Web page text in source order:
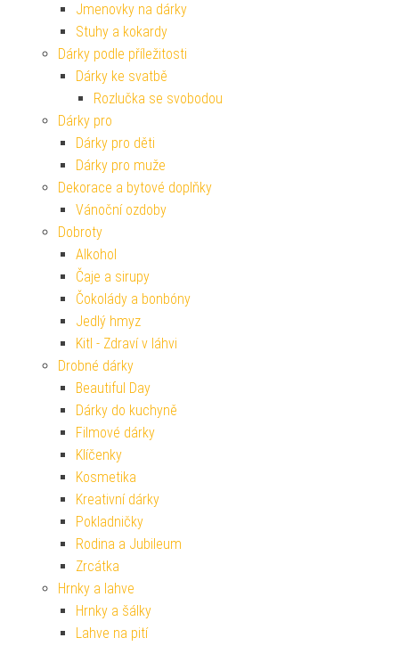
Jmenovky na dárky
Stuhy a kokardy
Dárky podle příležitosti
Dárky ke svatbě
Rozlučka se svobodou
Dárky pro
Dárky pro děti
Dárky pro muže
Dekorace a bytové doplňky
Vánoční ozdoby
Dobroty
Alkohol
Čaje a sirupy
Čokolády a bonbóny
Jedlý hmyz
Kitl - Zdraví v láhvi
Drobné dárky
Beautiful Day
Dárky do kuchyně
Filmové dárky
Klíčenky
Kosmetika
Kreativní dárky
Pokladničky
Rodina a Jubileum
Zrcátka
Hrnky a lahve
Hrnky a šálky
Lahve na pití